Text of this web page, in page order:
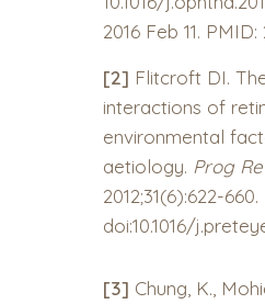
2016 Feb 11. PMID:
[2] Flitcroft DI.
interactions of
environmental
aetiology. Prog
2012;31(6):622-660.
doi:10.1016/
[3] Chung, K.,